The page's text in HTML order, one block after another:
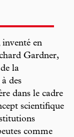
en
Gardner,
la
des
dans le cadre
scientifique
comme